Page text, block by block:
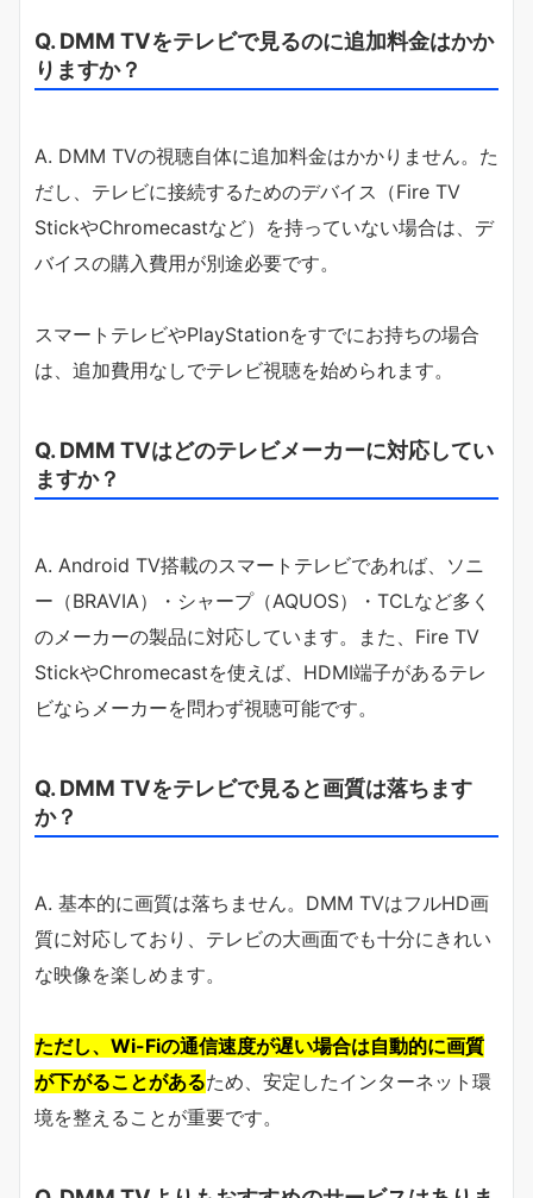
Q. DMM TVをテレビで見るのに追加料金はかか
りますか？
A. DMM TVの視聴自体に追加料金はかかりません。た
だし、テレビに接続するためのデバイス（Fire TV
StickやChromecastなど）を持っていない場合は、デ
バイスの購入費用が別途必要です。
スマートテレビやPlayStationをすでにお持ちの場合
は、追加費用なしでテレビ視聴を始められます。
Q. DMM TVはどのテレビメーカーに対応してい
ますか？
A. Android TV搭載のスマートテレビであれば、ソニ
ー（BRAVIA）・シャープ（AQUOS）・TCLなど多く
のメーカーの製品に対応しています。また、Fire TV
StickやChromecastを使えば、HDMI端子があるテレ
ビならメーカーを問わず視聴可能です。
Q. DMM TVをテレビで見ると画質は落ちます
か？
A. 基本的に画質は落ちません。DMM TVはフルHD画
質に対応しており、テレビの大画面でも十分にきれい
な映像を楽しめます。
ただし、Wi-Fiの通信速度が遅い場合は自動的に画質
が下がることがあるため、安定したインターネット環
境を整えることが重要です。